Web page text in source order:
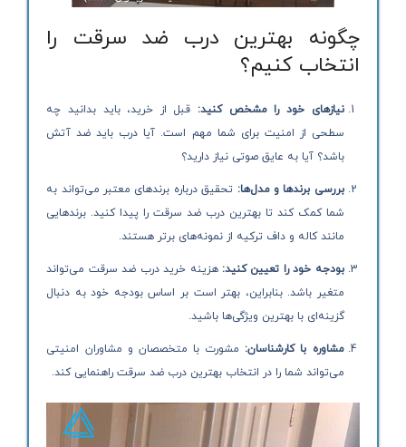
چگونه بهترین درب ضد سرقت را
انتخاب کنیم؟
نیازهای خود را مشخص کنید: قبل از خرید، باید بدانید چه
سطحی از امنیت برای شما مهم است. آیا درب باید ضد آتش
باشد؟ آیا به عایق صوتی نیاز دارید؟
بررسی برندها و مدل‌ها: تحقیق درباره برندهای معتبر می‌تواند به
شما کمک کند تا بهترین درب ضد سرقت را پیدا کنید. برندهایی
مانند کاله و داف ترکیه از نمونه‌های برتر هستند.
بودجه خود را تعیین کنید: هزینه خرید درب ضد سرقت می‌تواند
متغیر باشد. بنابراین، بهتر است بر اساس بودجه خود به دنبال
گزینه‌ای با بهترین ویژگی‌ها باشید.
مشاوره با کارشناسان: مشورت با متخصصان و مشاوران امنیتی
می‌تواند شما را در انتخاب بهترین درب ضد سرقت راهنمایی کند.